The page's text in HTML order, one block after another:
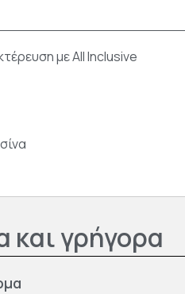
με All Inclusive
και γρήγορα